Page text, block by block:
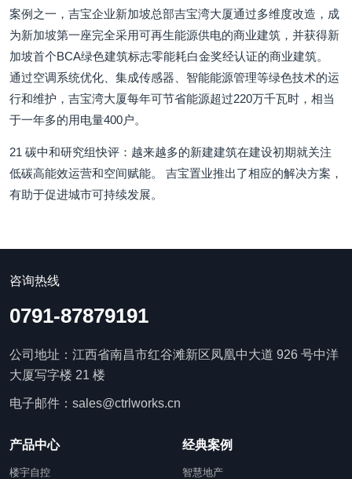
案例之一，吉宝企业新加坡总部吉宝湾大厦通过多维度改造，成
为新加坡第一座完全采用可再生能源供电的商业建筑，并获得新
加坡首个BCA绿色建筑标志零能耗白金奖经认证的商业建筑。
通过空调系统优化、集成传感器、智能能源管理等绿色技术的运
行和维护，吉宝湾大厦每年可节省能源超过220万千瓦时，相当
于一年多的用电量400户。
21 碳中和研究组快评：越来越多的新建建筑在建设初期就关注
低碳高能效运营和空间赋能。 吉宝置业推出了相应的解决方案，
有助于促进城市可持续发展。
咨询热线
0791-87879191
公司地址：江西省南昌市红谷滩新区凤凰中大道 926 号中洋
大厦写字楼 21 楼
电子邮件：sales@ctrlworks.cn
产品中心
楼宇自控
经典案例
智慧地产